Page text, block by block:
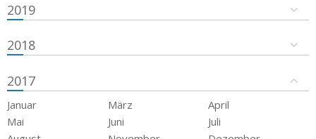
2019
2018
2017
Januar März
April
Mai
Juni
Juli